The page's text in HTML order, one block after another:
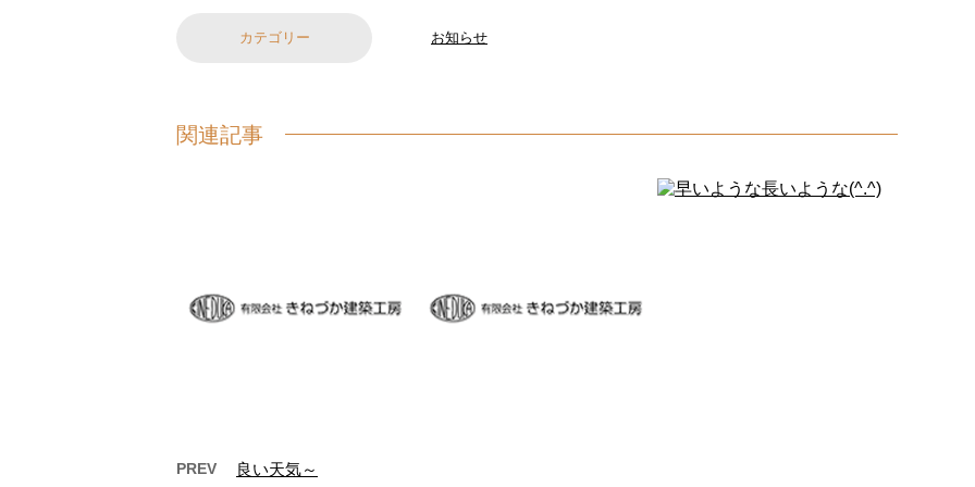
カテゴリー お知らせ
関連記事
PREV 良い天気～